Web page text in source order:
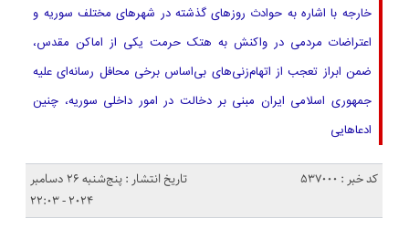
خارجه با اشاره به حوادث روزهای گذشته در شهرهای مختلف سوریه و
اعتراضات مردمی در واکنش به هتک حرمت یکی از اماکن مقدس،
ضمن ابراز تعجب از اتهام‌زنی‌های بی‌اساس برخی محافل رسانه‌ای علیه
جمهوری اسلامی ایران مبنی بر دخالت در امور داخلی سوریه، چنین
ادعاهایی
کد خبر : 537000
تاریخ انتشار : پنج‌شنبه 26 دسامبر
2024 - 22:03